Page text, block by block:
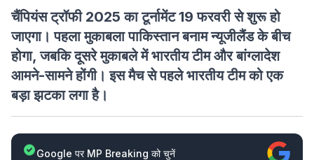
चैंपियंस ट्रॉफी 2025 का टूर्नामेंट 19 फरवरी से शुरू हो
जाएगा। पहला मुकाबला पाकिस्तान बनाम न्यूजीलैंड के बीच
होगा, जबकि दूसरे मुकाबले में भारतीय टीम और बांग्लादेश
आमने-सामने होंगी। इस मैच से पहले भारतीय टीम को एक
बड़ा झटका लगा है।
Google पर MP Breaking को चुनें